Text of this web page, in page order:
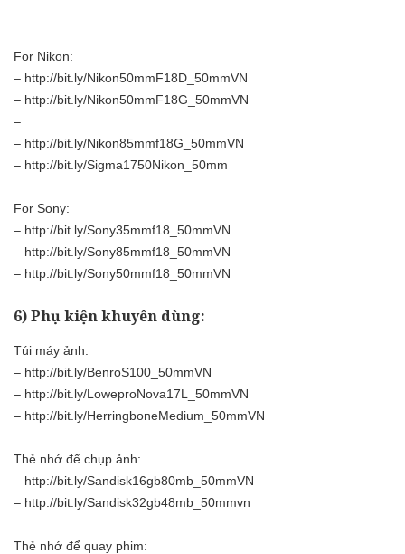
–
For Nikon:
– http://bit.ly/Nikon50mmF18D_50mmVN
– http://bit.ly/Nikon50mmF18G_50mmVN
–
– http://bit.ly/Nikon85mmf18G_50mmVN
– http://bit.ly/Sigma1750Nikon_50mm
For Sony:
– http://bit.ly/Sony35mmf18_50mmVN
– http://bit.ly/Sony85mmf18_50mmVN
– http://bit.ly/Sony50mmf18_50mmVN
6) Phụ kiện khuyên dùng:
Túi máy ảnh:
– http://bit.ly/BenroS100_50mmVN
– http://bit.ly/LoweproNova17L_50mmVN
– http://bit.ly/HerringboneMedium_50mmVN
Thẻ nhớ để chụp ảnh:
– http://bit.ly/Sandisk16gb80mb_50mmVN
– http://bit.ly/Sandisk32gb48mb_50mmvn
Thẻ nhớ để quay phim: